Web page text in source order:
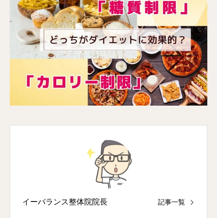
イーバランス整体院院長 記事一覧